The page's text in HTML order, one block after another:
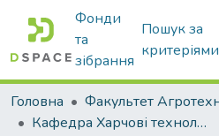
Фонди
та
зібрання
Пошук за
критеріями
Головна
Кафедра Харчові технологіі та готельно-ресторанна справа